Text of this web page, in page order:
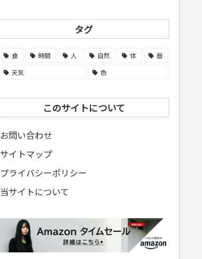
タグ
食 時間 人 自然 体
暦
天気
色
このサイトについて
お問い合わせ
サイトマップ
プライバシーポリシー
当サイトについて